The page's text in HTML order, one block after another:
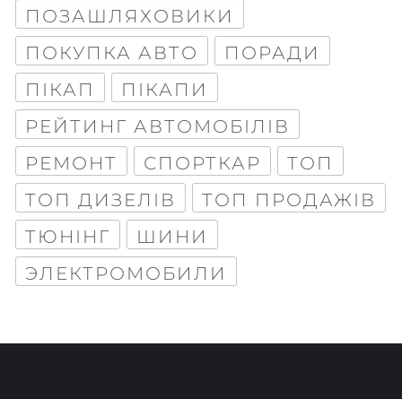
ПОЗАШЛЯХОВИКИ
ПОКУПКА АВТО
ПОРАДИ
ПІКАП
ПІКАПИ
РЕЙТИНГ АВТОМОБІЛІВ
РЕМОНТ
СПОРТКАР
ТОП
ТОП ДИЗЕЛІВ
ТОП ПРОДАЖІВ
ТЮНІНГ
ШИНИ
ЭЛЕКТРОМОБИЛИ